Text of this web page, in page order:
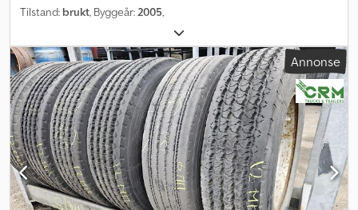
Tilstand: brukt, Byggeår: 2005,
Annonse